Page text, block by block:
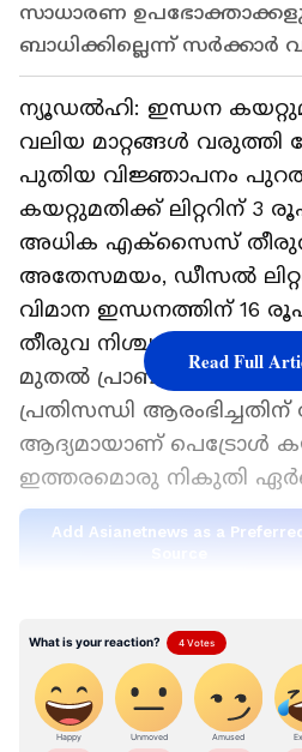
സാധാരണ
ബാധിക്കില്ലെന്ന് സർക്കാർ
ന്യൂഡൽഹി: ഇന്ധന
വലിയ മാറ്റങ്ങൾ വരുത്തി
പുതിയ വിജ്ഞാപനം
കയറ്റുമതിക്ക് ലിറ്ററിന് 3
അധിക എക്സൈസ് തീരുവ
അതേസമയം, ഡീസൽ
വിമാന ഇന്ധനത്തിന് 16
തീരുവ നിശ്ചയിച്ചു.
മുതൽ പ്രാബല്യത്തിൽ
പ്രതിസന്ധി
ആദ്യമായാണ് പെട്രോൾ
ഇത്തരമൊരു നികുതി
Add Asianetnews as a
ആഗോള വിപണിയിൽ
വർധിക്കുന്ന
വിപണിയിൽ ഇന്ധനലഭ്യത
കയറ്റുമതിയിലൂടെ
Read Full